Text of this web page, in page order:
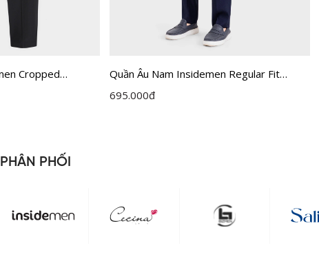
Cropped
Quần Âu Nam Insidemen Regular Fit
695.000đ
PHỐI